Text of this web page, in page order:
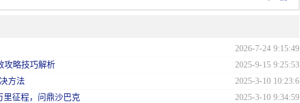
2026-7-24 9:15:49
攻略技巧解析
2025-9-15 9:25:53
方法
2025-3-10 10:23:6
里征程，问鼎沙巴克
2025-3-10 9:34:59